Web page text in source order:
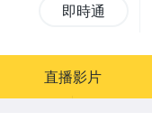
即時通
直播影片